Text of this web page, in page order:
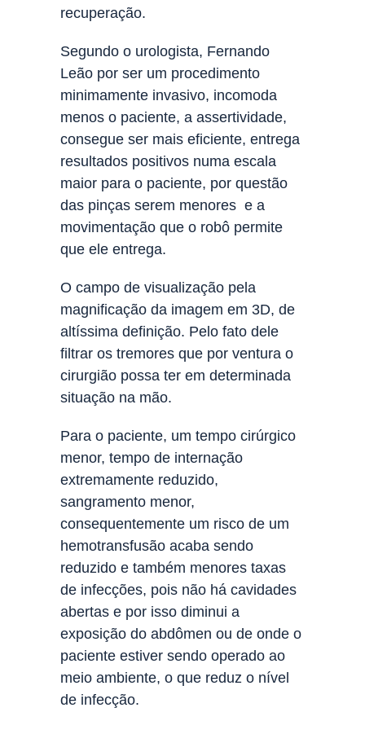
recuperação.
Segundo o urologista, Fernando
Leão por ser um procedimento
minimamente invasivo, incomoda
menos o paciente, a assertividade,
consegue ser mais eficiente, entrega
resultados positivos numa escala
maior para o paciente, por questão
das pinças serem menores e a
movimentação que o robô permite
que ele entrega.
O campo de visualização pela
magnificação da imagem em 3D, de
altíssima definição. Pelo fato dele
filtrar os tremores que por ventura o
cirurgião possa ter em determinada
situação na mão.
Para o paciente, um tempo cirúrgico
menor, tempo de internação
extremamente reduzido,
sangramento menor,
consequentemente um risco de um
hemotransfusão acaba sendo
reduzido e também menores taxas
de infecções, pois não há cavidades
abertas e por isso diminui a
exposição do abdômen ou de onde o
paciente estiver sendo operado ao
meio ambiente, o que reduz o nível
de infecção.